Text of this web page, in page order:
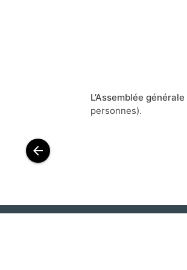
L’Assemblée générale
personnes).
arrow_back